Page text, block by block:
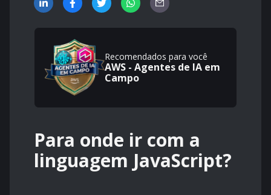
Recomendados para você
AWS - Agentes de IA em
Campo
Para onde ir com a
linguagem JavaScript?